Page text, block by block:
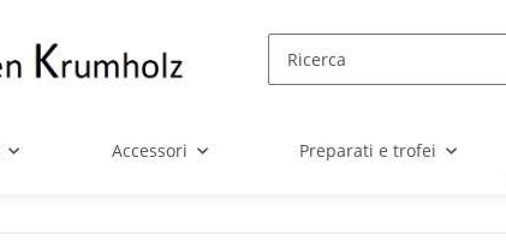
Accessori Preparati e trofei